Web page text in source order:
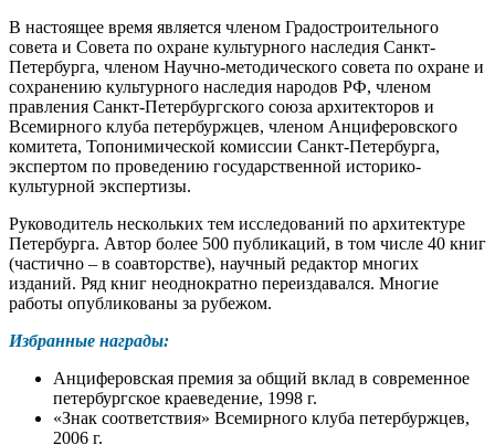
В настоящее время является членом Градостроительного
совета и Совета по охране культурного наследия Санкт-
Петербурга, членом Научно-методического совета по охране и
сохранению культурного наследия народов РФ, членом
правления Санкт-Петербургского союза архитекторов и
Всемирного клуба петербуржцев, членом Анциферовского
комитета, Топонимической комиссии Санкт-Петербурга,
экспертом по проведению государственной историко-
культурной экспертизы.
Руководитель нескольких тем исследований по архитектуре
Петербурга. Автор более 500 публикаций, в том числе 40 книг
(частично – в соавторстве), научный редактор многих
изданий. Ряд книг неоднократно переиздавался. Многие
работы опубликованы за рубежом.
Избранные награды:
Анциферовская премия за общий вклад в современное
петербургское краеведение, 1998 г.
«Знак соответствия» Всемирного клуба петербуржцев,
2006 г.